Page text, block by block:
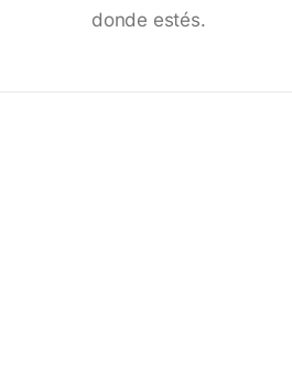
donde estés.